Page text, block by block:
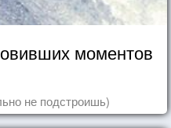
моментов
не подстроишь)